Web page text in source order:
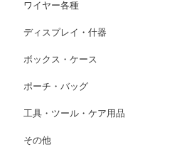
ワイヤー各種
ディスプレイ・什器
ボックス・ケース
ポーチ・バッグ
工具・ツール・ケア用品
その他